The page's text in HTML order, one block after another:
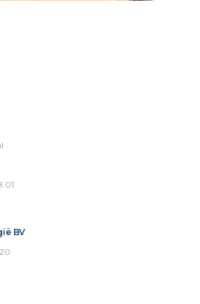
BV